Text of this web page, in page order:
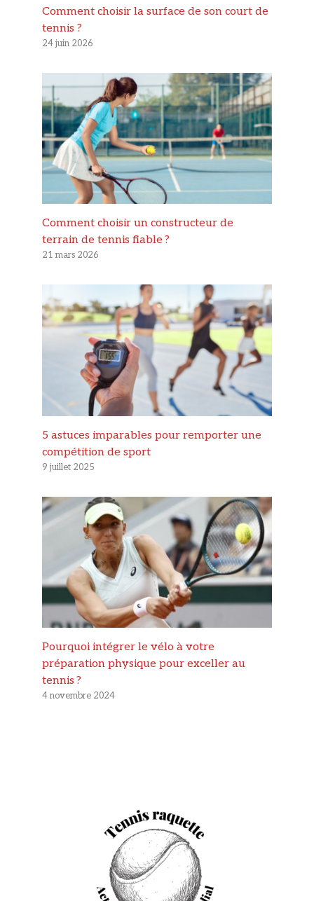
Comment choisir la surface de son court de
tennis ?
24 juin 2026
Comment choisir un constructeur de
terrain de tennis fiable ?
21 mars 2026
5 astuces imparables pour remporter une
compétition de sport
9 juillet 2025
Pourquoi intégrer le vélo à votre
préparation physique pour exceller au
tennis ?
4 novembre 2024